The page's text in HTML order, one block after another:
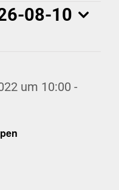
08-10
um 10:00 -